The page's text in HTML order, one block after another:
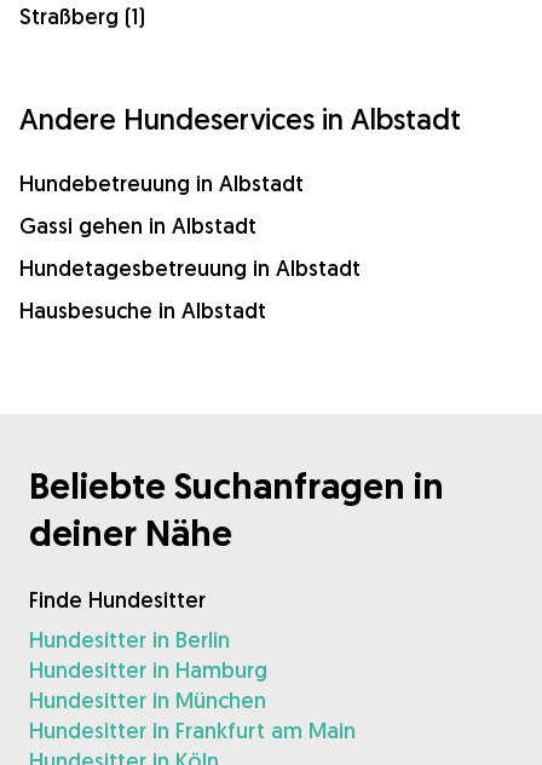
Straßberg (1)
Andere Hundeservices in Albstadt
Hundebetreuung in Albstadt
Gassi gehen in Albstadt
Hundetagesbetreuung in Albstadt
Hausbesuche in Albstadt
Beliebte Suchanfragen in
deiner Nähe
Finde Hundesitter
Hundesitter in Berlin
Hundesitter in Hamburg
Hundesitter in München
Hundesitter in Frankfurt am Main